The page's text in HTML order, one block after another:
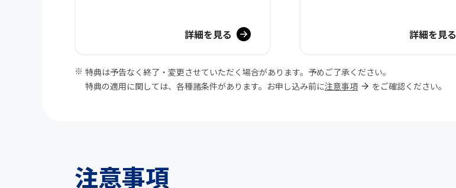
詳細を見る 詳細を見る
特典は予告なく終了・変更させていただく場合があります。予めご了承ください。
特典の適用に関しては、各種諸条件があります。お申し込み前に注意事項 をご確認ください。
注意事項